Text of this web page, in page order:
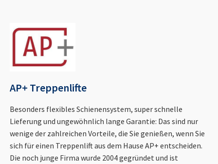
AP+ Treppenlifte
Besonders flexibles Schienensystem, super schnelle
Lieferung und ungewöhnlich lange Garantie: Das sind nur
wenige der zahlreichen Vorteile, die Sie genießen, wenn Sie
sich für einen Treppenlift aus dem Hause AP+ entscheiden.
Die noch junge Firma wurde 2004 gegründet und ist